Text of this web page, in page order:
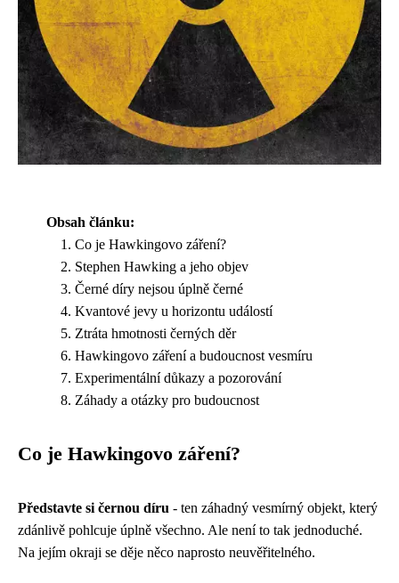
Obsah článku:
Co je Hawkingovo záření?
Stephen Hawking a jeho objev
Černé díry nejsou úplně černé
Kvantové jevy u horizontu událostí
Ztráta hmotnosti černých děr
Hawkingovo záření a budoucnost vesmíru
Experimentální důkazy a pozorování
Záhady a otázky pro budoucnost
Co je Hawkingovo záření?
Představte si černou díru - ten záhadný vesmírný objekt, který
zdánlivě pohlcuje úplně všechno. Ale není to tak jednoduché.
Na jejím okraji se děje něco naprosto neuvěřitelného.